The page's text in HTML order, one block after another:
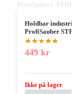
Holdbar
ProfiSauber
449 kr
Ikke på lager